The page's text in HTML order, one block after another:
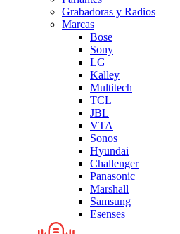
Grabadoras y Radios
Marcas
Bose
Sony
LG
Kalley
Multitech
TCL
JBL
VTA
Sonos
Hyundai
Challenger
Panasonic
Marshall
Samsung
Esenses